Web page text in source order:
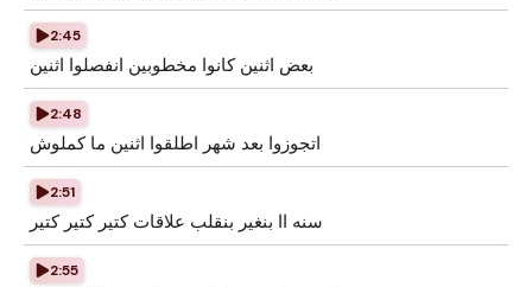
2:45
بعض اثنين كانوا مخطوبين انفصلوا اثنين
2:48
اتجوزوا بعد شهر اطلقوا اثنين ما كملوش
2:51
سنه اا بنغير بنقلب علاقات كتير كتير كتير
2:55